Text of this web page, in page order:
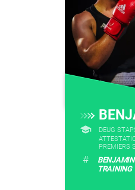
DEUG
PREMIERS
#
BENJAMIN
TRAINING